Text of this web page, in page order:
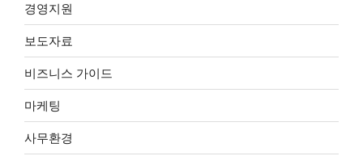
경영지원
보도자료
비즈니스 가이드
마케팅
사무환경